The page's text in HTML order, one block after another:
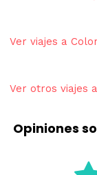
Ver viajes a
Ver otros viajes
Opiniones